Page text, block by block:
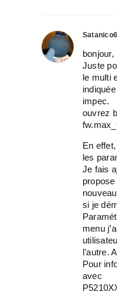
bonjour,
Juste
le multi
impec.
ouvrez
En
les
Je fais
si je
menu
l’autre.
Pour
avec